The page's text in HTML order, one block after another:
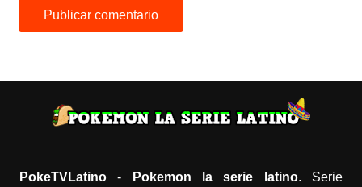
PokeTVLatino- Pokemon la serie latino. Serie